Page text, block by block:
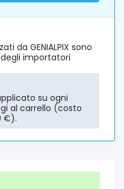
da GENIALPIX sono
importatori
su ogni
al carrello (costo
€).